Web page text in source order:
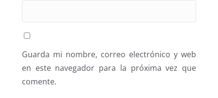
Guarda mi nombre, correo electrónico y web
en este navegador para la próxima vez que
comente.